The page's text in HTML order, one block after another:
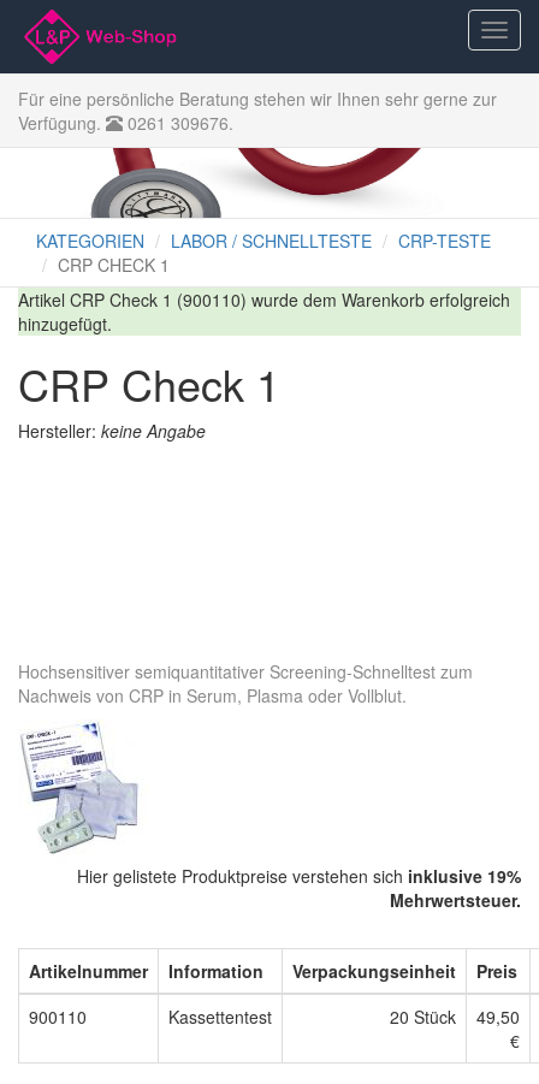
Für eine persönliche Beratung stehen wir Ihnen sehr gerne zur
Verfügung.
0261 309676.
KATEGORIEN LABOR / SCHNELLTESTE
CRP-TESTE
CRP CHECK 1
Artikel CRP Check 1 (900110) wurde dem Warenkorb erfolgreich
hinzugefügt.
CRP Check 1
Hersteller: keine Angabe
Hochsensitiver semiquantitativer Screening-Schnelltest zum
Nachweis von CRP in Serum, Plasma oder Vollblut.
Hier gelistete Produktpreise verstehen sich inklusive 19%
Mehrwertsteuer.
Artikelnummer Information Verpackungseinheit
Preis
900110
Kassettentest 20 Stück
49,50
€